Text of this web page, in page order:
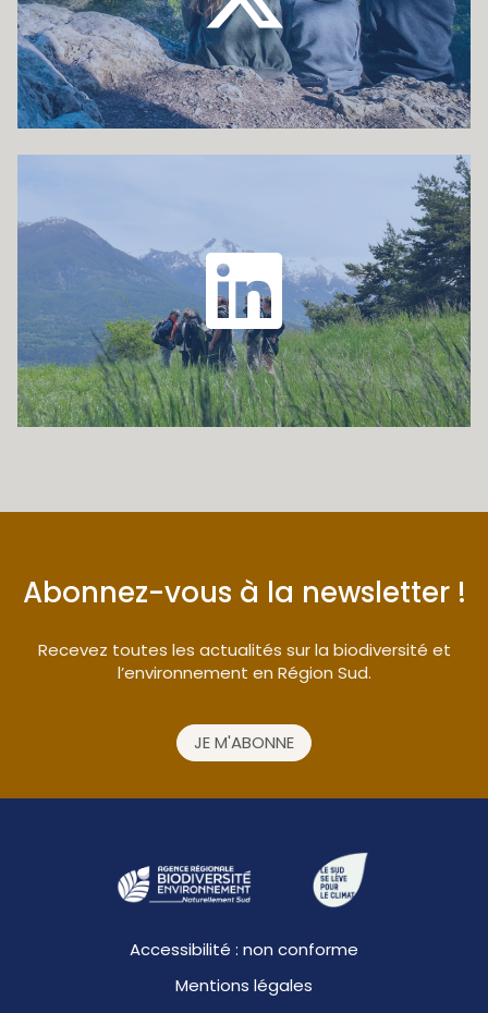
Abonnez-vous à la newsletter !
Recevez toutes les actualités sur la biodiversité et
l’environnement en Région Sud.
JE M'ABONNE
Accessibilité : non conforme
Mentions légales